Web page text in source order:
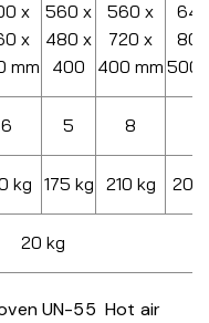
x
x
mm
560 x
480 x
400
560 x
720 x
400 mm 500
6 5 8
kg 175 kg 210 kg 200
20 kg
UN-55 Hot air